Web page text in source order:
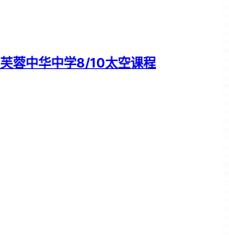
芙蓉中华中学8/10太空课程